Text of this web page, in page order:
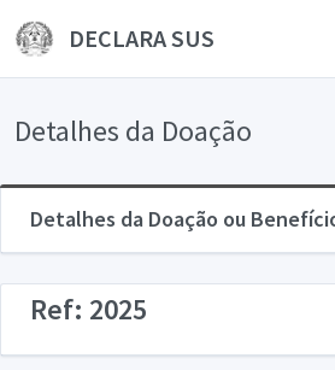
DECLARA SUS
Detalhes da Doação
Detalhes da Doação ou
Ref: 2025